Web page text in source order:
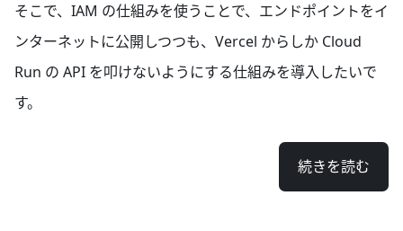
そこで、IAM の仕組みを使うことで、エンドポイントをイ
ンターネットに公開しつつも、Vercel からしか Cloud
Run の API を叩けないようにする仕組みを導入したいで
す。
続きを読む